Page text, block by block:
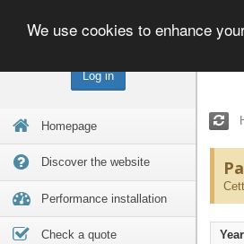
Log in
Homepage
Discover the website
Performance installation
Check a quote
We use cookies to enhance
Year